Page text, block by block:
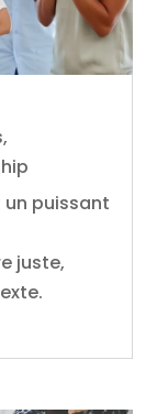
,
puissant
juste,